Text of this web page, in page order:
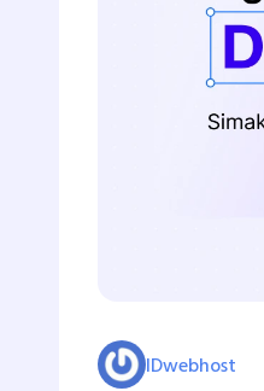
IDwebhost